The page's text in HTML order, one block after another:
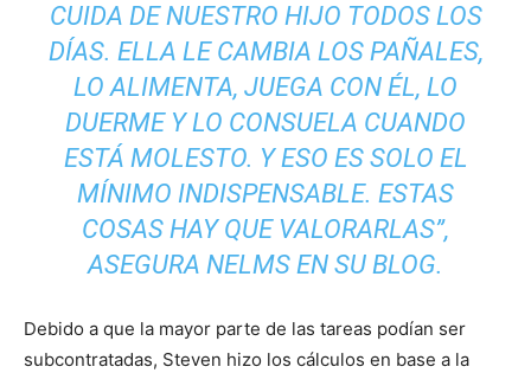
CUIDA DE NUESTRO HIJO TODOS LOS
DÍAS. ELLA LE CAMBIA LOS PAÑALES,
LO ALIMENTA, JUEGA CON ÉL, LO
DUERME Y LO CONSUELA CUANDO
ESTÁ MOLESTO. Y ESO ES SOLO EL
MÍNIMO INDISPENSABLE. ESTAS
COSAS HAY QUE VALORARLAS”,
ASEGURA NELMS EN SU BLOG.
Debido a que la mayor parte de las tareas podían ser
subcontratadas, Steven hizo los cálculos en base a la